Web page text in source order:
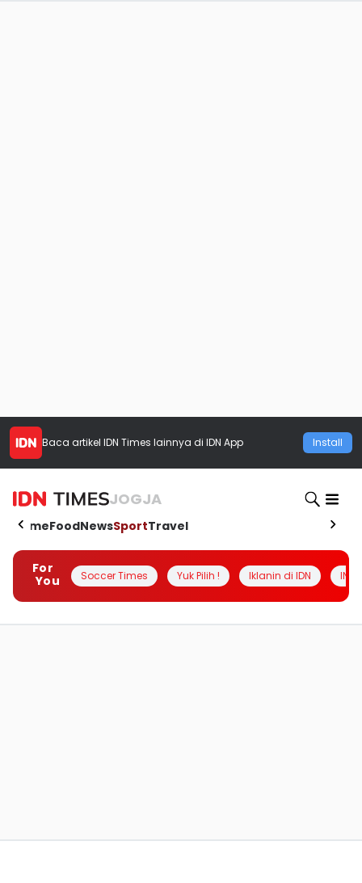
Baca artikel IDN Times lainnya di IDN App Install
JOGJA
HomeFoodNewsSportTravel
For
You
Soccer Times Yuk Pilih ! Iklanin di IDN